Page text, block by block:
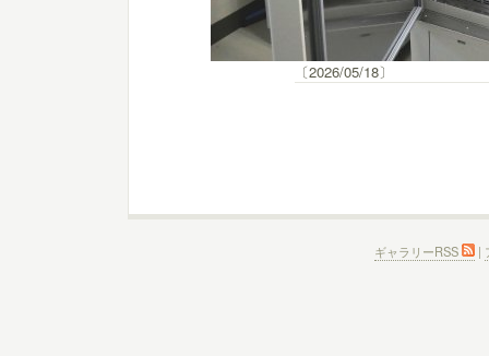
〔2026/05/18〕
ギャラリーRSS |